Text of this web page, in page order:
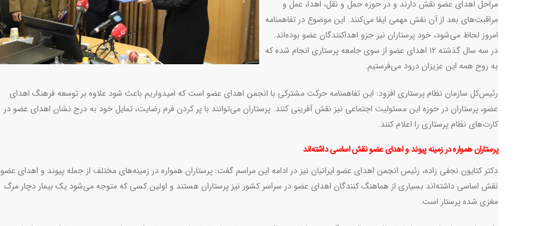
مراحل اهدای عضو نقش دارند و در حوزه حمل و نقل، اهدا، عمل و
مراقبت‌های بعد از آن نقش مهمی ایفا می‌کنند. این موضوع در تفاهمنامه
امروز لحاظ می‌شود، خود پرستاران نیز جزو اهداکنندگان عضو بوده‌اند.
در سه سال گذشته ۱۲ اهدای عضو از سوی جامعه پرستاری انجام شده که
به روح همه این عزیزان درود می‌فرستیم.
رئیس‌کل سازمان نظام پرستاری افزود: این تفاهمنامه حرکت مشترکی با انجمن اهدای عضو است که امیدواریم باعث شود علاوه بر توسعه فرهنگ اهدای
عضو، پرستاران در حوزه این مسئولیت اجتماعی نیز نقش آفرینی کنند. پرستاران می‌توانند با پر کردن فرم رضایت، تمایل خود به درج نشان اهدای عضو در
کارت‌های نظام پرستاری را اعلام کنند.
پرستاران همواره در زمینه‌ پیوند و اهدای عضو نقش اساسی داشته‌اند
دکتر کتایون نجفی زاده، رئیس انجمن اهدای عضو ایرانیان نیز در ادامه این مراسم گفت: پرستاران همواره در زمینه‌های مختلف از جمله پیوند و اهدای عضو
نقش اساسی داشته‌اند بسیاری از هماهنگ کنندگان اهدای عضو در سراسر کشور نیز پرستاران هستند و اولین کسی که متوجه می‌شود یک بیمار دچار مرگ
مغزی شده پرستار است.